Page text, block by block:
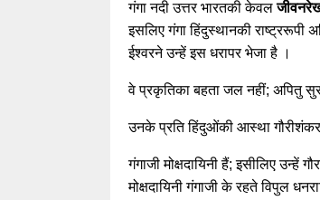
गंगा नदी उत्तर भारतकी केवल
इसलिए गंगा हिंदुस्थानकी राष्ट्ररूपी
ईश्वरने उन्हें इस धरापर भेजा है ।
वे प्रकृतिका बहता जल नहीं; अपितु
उनके प्रति हिंदुओंकी आस्था
गंगाजी मोक्षदायिनी हैं; इसीलिए
मोक्षदायिनी गंगाजी के रहते विपुल